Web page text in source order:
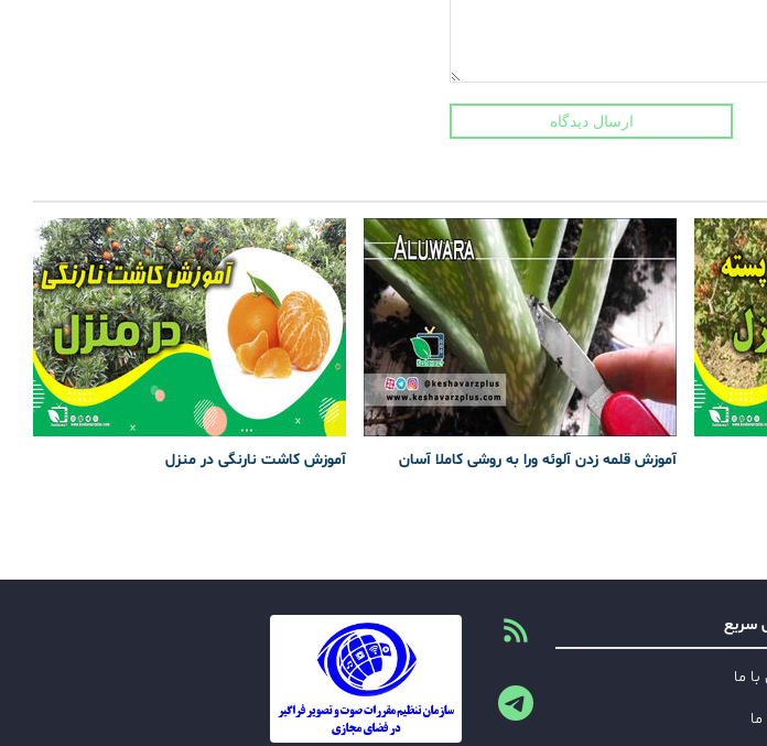
ارسال دیدگاه
آموزش قلمه زدن آلوئه ورا به روشی کاملا آسان آموزش کاشت نارنگی در منزل
سریع
ما
ما